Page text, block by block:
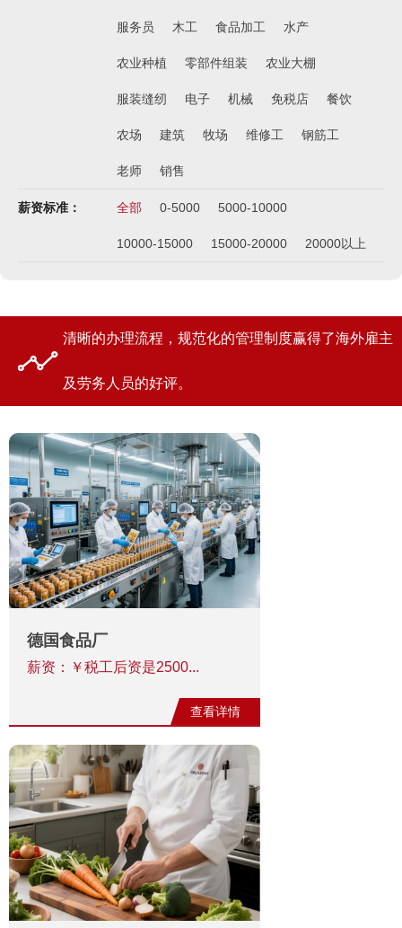
服务员 木工 食品加工 水产
农业种植 零部件组装 农业大棚
服装缝纫 电子 机械 免税店 餐饮
农场 建筑 牧场 维修工 钢筋工
老师 销售
薪资标准： 全部 0-5000 5000-10000
10000-15000 15000-20000 20000以上
清晰的办理流程，规范化的管理制度赢得了海外雇主
及劳务人员的好评。
德国食品厂
薪资：￥税工后‬资是2500...
查看详情